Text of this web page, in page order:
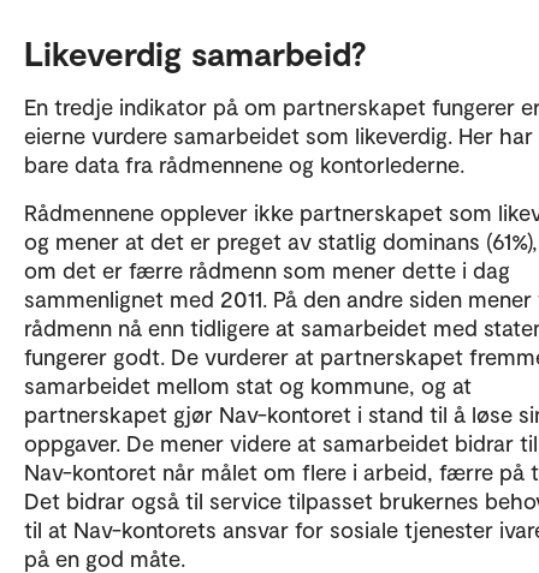
Likeverdig samarbeid?
En tredje indikator på om partnerskapet fungerer
eierne vurdere samarbeidet som likeverdig. Her har
bare data fra rådmennene og kontorlederne.
Rådmennene opplever ikke partnerskapet som
og mener at det er preget av statlig dominans
om det er færre rådmenn som mener dette i dag
sammenlignet med 2011. På den andre siden
rådmenn nå enn tidligere at samarbeidet med
fungerer godt. De vurderer at partnerskapet
samarbeidet mellom stat og kommune, og at
partnerskapet gjør Nav-kontoret i stand til å løse
oppgaver. De mener videre at samarbeidet bidrar
Nav-kontoret når målet om flere i arbeid, færre på
Det bidrar også til service tilpasset brukernes
til at Nav-kontorets ansvar for sosiale tjenester
på en god måte.